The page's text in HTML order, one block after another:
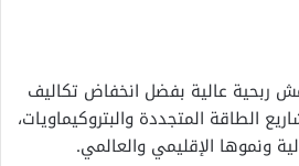
ربحية عالية بفضل انخفاض تكاليف
الطاقة المتجددة والبتروكيماويات،
ونموها الإقليمي والعالمي.